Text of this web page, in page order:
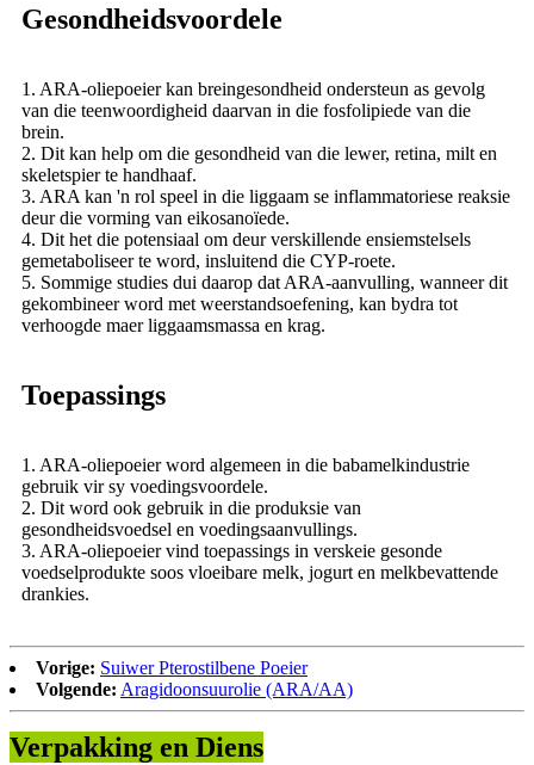
Gesondheidsvoordele
1. ARA-oliepoeier kan breingesondheid ondersteun as gevolg
van die teenwoordigheid daarvan in die fosfolipiede van die
brein.
2. Dit kan help om die gesondheid van die lewer, retina, milt en
skeletspier te handhaaf.
3. ARA kan 'n rol speel in die liggaam se inflammatoriese reaksie
deur die vorming van eikosanoïede.
4. Dit het die potensiaal om deur verskillende ensiemstelsels
gemetaboliseer te word, insluitend die CYP-roete.
5. Sommige studies dui daarop dat ARA-aanvulling, wanneer dit
gekombineer word met weerstandsoefening, kan bydra tot
verhoogde maer liggaamsmassa en krag.
Toepassings
1. ARA-oliepoeier word algemeen in die babamelkindustrie
gebruik vir sy voedingsvoordele.
2. Dit word ook gebruik in die produksie van
gesondheidsvoedsel en voedingsaanvullings.
3. ARA-oliepoeier vind toepassings in verskeie gesonde
voedselprodukte soos vloeibare melk, jogurt en melkbevattende
drankies.
Vorige: Suiwer Pterostilbene Poeier
Volgende: Aragidoonsuurolie (ARA/AA)
Verpakking en Diens